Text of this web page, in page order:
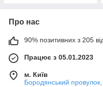
Про нас
90% позитивних з 205
Працює з 05.01.2023
м. Київ
Бородянський